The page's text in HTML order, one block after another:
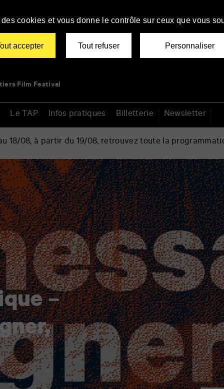
Film Festival
Le TAP Infos pratiques Billetterie Newsletter
18/08, à partir du 19/08, retrouvez toute la
–
cookies et vous donne le contrôle sur ceux que vous
accepter Tout refuser Personnaliser